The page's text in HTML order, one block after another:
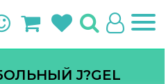
J?GEL